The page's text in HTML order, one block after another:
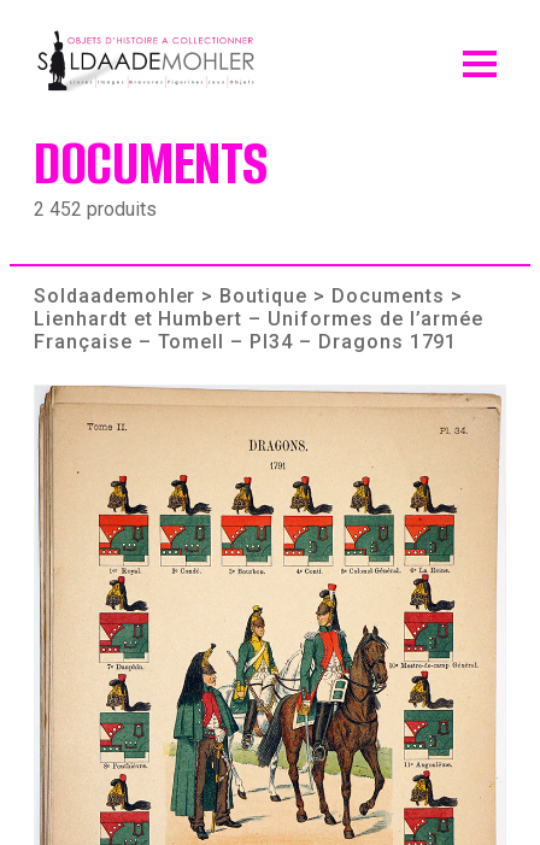
content
DOCUMENTS
2 452 produits
Soldaademohler > Boutique > Documents >
Lienhardt et Humbert – Uniformes de l’armée
Française – TomeII – Pl34 – Dragons 1791